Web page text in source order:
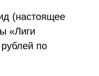
(настоящее
«Лиги
по